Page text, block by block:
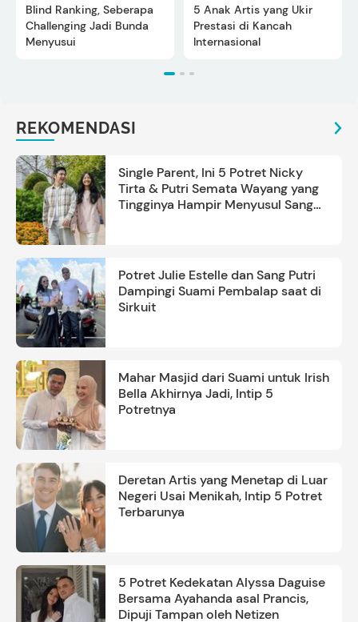
Blind Ranking, Seberapa
Challenging Jadi Bunda
Menyusui
5 Anak Artis yang Ukir
Prestasi di Kancah
Internasional
REKOMENDASI
Single Parent, Ini 5 Potret Nicky
Tirta & Putri Semata Wayang yang
Tingginya Hampir Menyusul Sang
Potret Julie Estelle dan Sang Putri
Dampingi Suami Pembalap saat di
Sirkuit
Mahar Masjid dari Suami untuk Irish
Bella Akhirnya Jadi, Intip 5
Potretnya
Deretan Artis yang Menetap di Luar
Negeri Usai Menikah, Intip 5 Potret
Terbarunya
5 Potret Kedekatan Alyssa Daguise
Bersama Ayahanda asal Prancis,
Dipuji Tampan oleh Netizen